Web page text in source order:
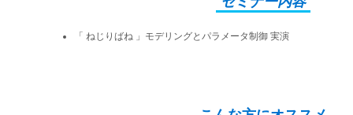
「 ねじりばね 」モデリングとパラメータ制御 実演